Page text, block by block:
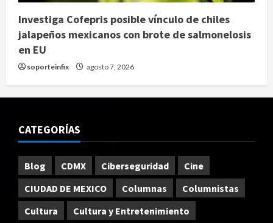
Investiga Cofepris posible vínculo de chiles
jalapeños mexicanos con brote de salmonelosis
en EU
soporteinfix agosto 7, 2026
CATEGORÍAS
Blog CDMX Ciberseguridad
Cine
CIUDAD DE MEXICO
Columnas
Columnistas
Cultura
Cultura y Entretenimiento